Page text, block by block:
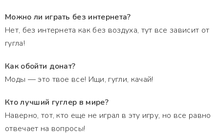
Можно ли играть без интернета?
Нет, без интернета как без воздуха, тут все зависит от
гугла!
Как обойти донат?
Моды — это твое все! Ищи, гугли, качай!
Кто лучший гуглер в мире?
Наверно, тот, кто еще не играл в эту игру, но все равно
отвечает на вопросы!